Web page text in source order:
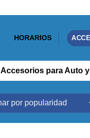
HORARIOS
Accesorios para Auto